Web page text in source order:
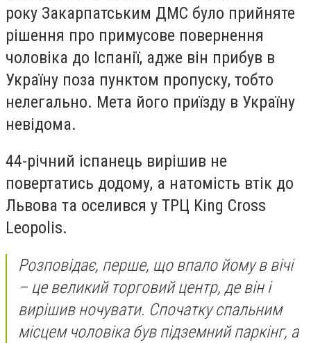
року Закарпатським ДМС було прийняте
рішення про примусове повернення
чоловіка до Іспанії, адже він прибув в
Україну поза пунктом пропуску, тобто
нелегально. Мета його приїзду в Україну
невідома.
44-річний іспанець вирішив не
повертатись додому, а натомість втік до
Львова та оселився у ТРЦ King Cross
Leopolis.
Розповідає, перше, що впало йому в вічі
– це великий торговий центр, де він і
вирішив ночувати. Спочатку спальним
місцем чоловіка був підземний паркінг, а